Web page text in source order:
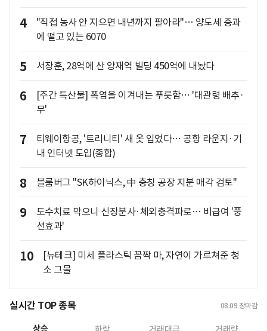
4
"직접 농사 안 지으면 내년까지 팔아라"… 양도세 중과
에 떨고 있는 6070
5 서장훈, 28억에 산 양재역 빌딩 450억에 내놨다
6
[주간 특산물] 폭염을 이겨내는 푸릇함… '대관령 배추·
무'
7
티웨이항공, '트리니티' 새 옷 입었다… 공항 라운지·기
내 인터넷 도입(종합)
8 블룸버그 "SK하이닉스, 中 충칭 공장 지분 매각 검토"
9
도수치료 막으니 신장분사·체외충격파로… 비급여 '풍
선효과'
10
[뉴테크] 미세 플라스틱 꼼짝 마, 자연이 가르쳐준 청
소 그물
실시간 TOP 종목 08.09 장마감
상승